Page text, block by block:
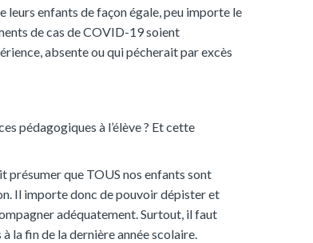
leurs enfants de façon égale, peu importe le
de cas de COVID-19 soient
absente ou qui pécherait par excès
pédagogiques à l’élève ? Et cette
présumer que TOUS nos enfants sont
Il importe donc de pouvoir dépister et
adéquatement. Surtout, il faut
la fin de la dernière année scolaire.